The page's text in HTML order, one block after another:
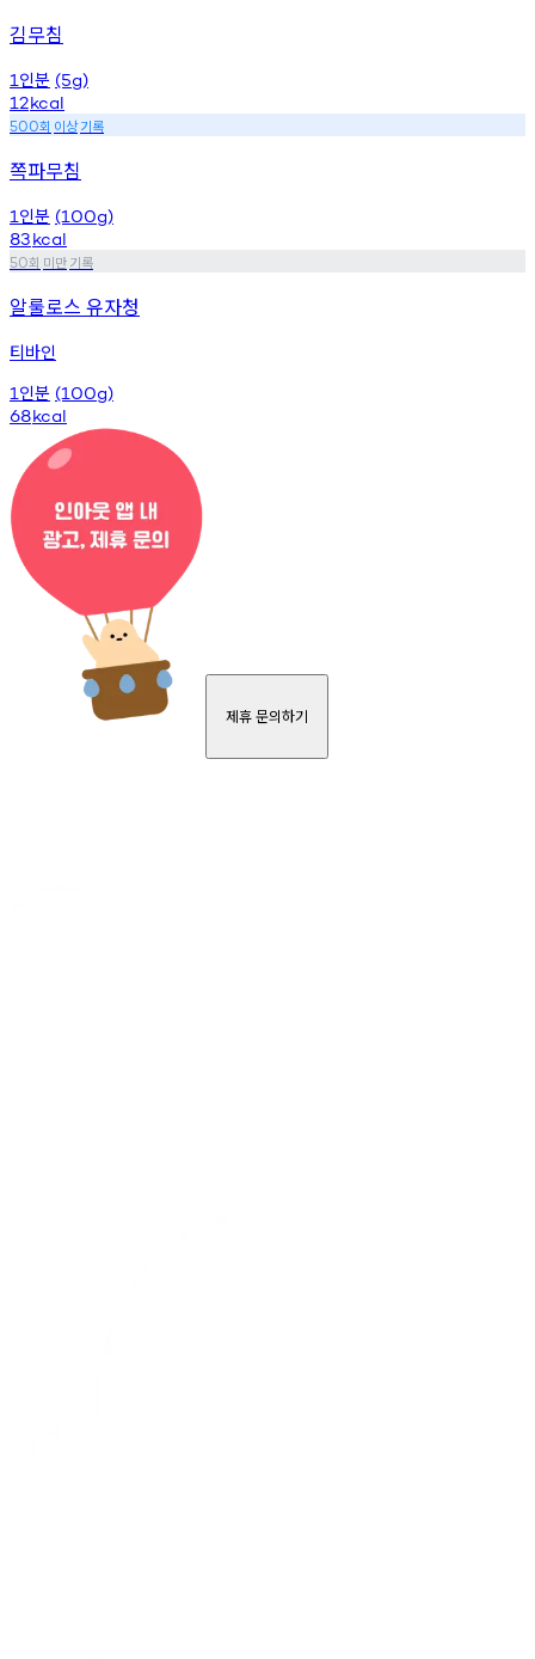
김무침
1 인분 (5g)
12kcal
500회 이상기록
쪽파무침
1 인분 (100g)
83kcal
50회 미만기록
알룰로스 유자청
티바인
1 인분 (100g)
68kcal
제휴 문의하기